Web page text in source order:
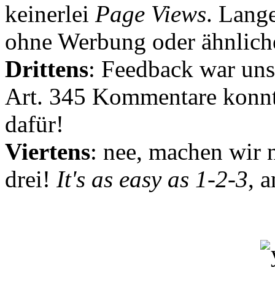
keinerlei Page Views.
ohne Werbung oder
Drittens: Feedback war
Art. 345 Kommentare
dafür!
Viertens: nee, machen wir
drei! It's as easy as 1-2-3,